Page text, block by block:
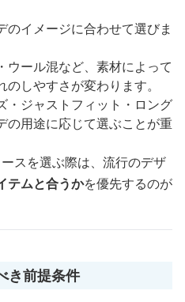
イメージに合わせて選びま
ウール混など、素材によって
しやすさが変わります。
・ジャストフィット・ロング
の用途に応じて選ぶことが重
スを選ぶ際は、流行のデザ
テムと合うかを優先するのが
き前提条件